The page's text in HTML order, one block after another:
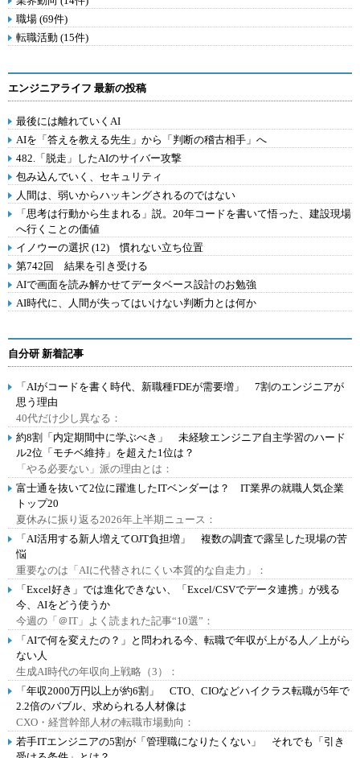
職場 (69件)
転職活動 (15件)
エンジニアライフ 最新の投稿
最後には離れていくAI
AIを「答えを教える先生」から「判断の稽古相手」へ
482.「脱走」したAIのサイバー攻撃
包み込んでいく、セキュリティ
人間は、弱いからハッキングされるのではない
「思考は行動から生まれる」説。20年コードを書いて悟った、建設現場
へ行くことの価値
イノウーの選択 (12) 慣れない立ち位置
第742回 結果を引き受ける
AIで画面を読み解かせてデータベース設計のお勉強
AI時代に、人間が失ってはいけない判断力とは何か
自分研 新着記事
「AIがコードを書く時代、新職種FDEが需要増」 7割のエンジニアが
思う理由
40代だけ少し異なる：
約8割「内定期間中に学ぶべき」 未経験エンジニア自主学習のハード
ル2位「モチベ維持」を超えた1位は？
「やる必要ない」派の理由とは：
富士通を抜いて2位に躍進したITベンダーは？ IT業界の就職人気企業
トップ20
夏休みに振り返る2026年上半期ニュース：
「AI活用する新人増えてOJT負担増」 複数の調査で露呈した現場の苦
悩
重要なのは「AIに代替されにくい本質的な自走力」：
「Excel好き」では進化できない、「Excel/CSVでデータ連携」が残る
今、AIをどう使うか
今週の「＠IT」よく読まれた記事“10選”：
「AIで何を変えたの？」と問われる今、転職で年収が上がる人／上がら
ない人
生成AI時代の年収向上戦略（3）：
「年収2000万円以上が約6割」 CTO、CIOなどハイクラス転職が5年で
2.2倍のバブル、求められる人材像は
CXO・経営幹部人材の転職市場動向：
若手ITエンジニアの5割が「管理職になりたくない」 それでも「引き